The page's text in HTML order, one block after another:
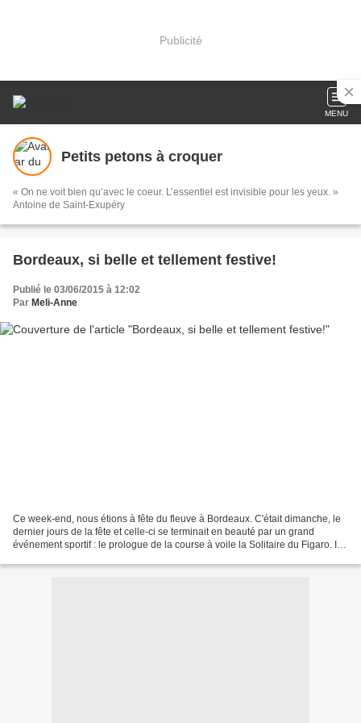
Publicité
MENU
Petits petons à croquer
« On ne voit bien qu’avec le coeur. L’essentiel est invisible pour les yeux. »
Antoine de Saint-Exupéry
Bordeaux, si belle et tellement festive!
Publié le 03/06/2015 à 12:02
Par Meli-Anne
Ce week-end, nous étions à fête du fleuve à Bordeaux. C'était dimanche, le
dernier jours de la fête et celle-ci se terminait en beauté par un grand
événement sportif : le prologue de la course à voile la Solitaire du Figaro. Il y